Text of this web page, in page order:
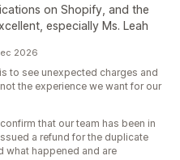
on Shopify, and the
especially Ms. Leah
2026
to see unexpected charges and
the experience we want for our
that our team has been in
a refund for the duplicate
what happened and are